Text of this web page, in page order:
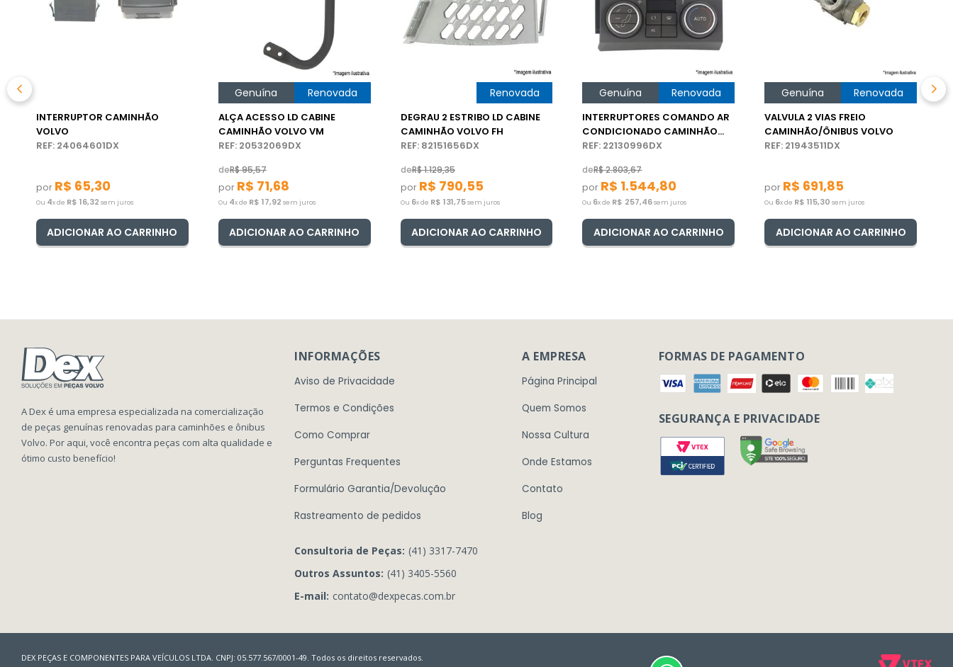
INTERRUPTOR CAMINHÃO
VOLVO
REF: 24064601DX
por R$ 65,30
Ou 4x de R$ 16,32 sem juros
ADICIONAR AO CARRINHO
Genuína Renovada
ALÇA ACESSO LD CABINE
CAMINHÃO VOLVO VM
REF: 20532069DX
deR$95,57
por R$ 71,68
Ou 4x de R$ 17,92 sem juros
ADICIONAR AO CARRINHO
Renovada
DEGRAU 2 ESTRIBO LD CABINE
CAMINHÃO VOLVO FH
REF: 82151656DX
deR$1.129,35
por R$ 790,55
Ou 6x de R$ 131,75sem juros
ADICIONAR AO CARRINHO
Genuína Renovada
INTERRUPTORES COMANDO AR
CONDICIONADO CAMINHÃO
VOLVO FH
REF: 22130996DX
deR$2.803,67
por R$ 1.544,80
Ou 6x de R$ 257,46sem juros
ADICIONAR AO CARRINHO
Genuína Renovada
VALVULA 2 VIAS FREIO
CAMINHÃO/ÔNIBUS VOLVO
REF: 21943511DX
por R$ 691,85
Ou 6x de R$ 115,30 sem juros
ADICIONAR AO CARRINHO
A Dex é uma empresa especializada na comercialização
de peças genuínas renovadas para caminhões e ônibus
Volvo. Por aqui, você encontra peças com alta qualidade e
ótimo custo benefício!
INFORMAÇÕES
Aviso de Privacidade
Termos e Condições
Como Comprar
Perguntas Frequentes
Formulário Garantia/Devolução
Rastreamento de pedidos
Consultoria de Peças: (41) 3317-7470
Outros Assuntos: (41) 3405-5560
E-mail: contato@dexpecas.com.br
A EMPRESA
Página Principal
Quem Somos
Nossa Cultura
Onde Estamos
Contato
Blog
FORMAS DE PAGAMENTO
SEGURANÇA E PRIVACIDADE
DEX PEÇAS E COMPONENTES PARA VEÍCULOS LTDA. CNPJ: 05.577.567/0001-49. Todos os direitos reservados.